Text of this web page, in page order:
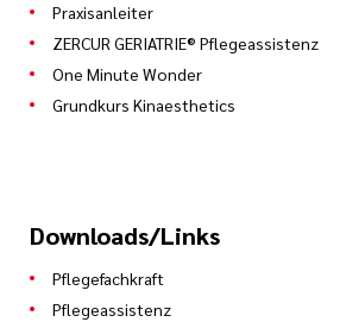
Praxisanleiter
ZERCUR GERIATRIE® Pflegeassistenz
One Minute Wonder
Grundkurs Kinaesthetics
Downloads/Links
Pflegefachkraft
Pflegeassistenz